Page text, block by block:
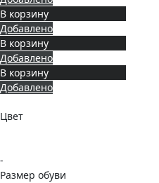
В корзину
Добавлено
В корзину
Добавлено
В корзину
Добавлено
Цвет
-
Размер обуви